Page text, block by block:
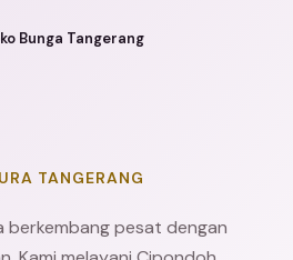
Bunga Tangerang
TANGERANG
berkembang pesat dengan